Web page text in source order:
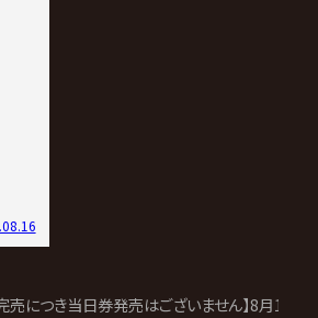
完売につき当日券発売はございません】8月16